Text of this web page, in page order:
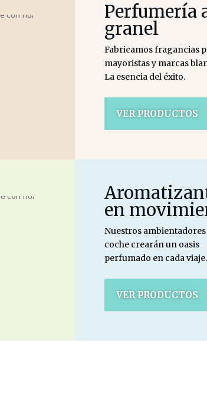
Perfumería
granel
Fabricamos fragancias
mayoristas y marcas
La esencia del éxito.
VER PRODUCTOS
en
Nuestros
coche crearán un oasis
perfumado en cada viaje.
VER PRODUCTOS